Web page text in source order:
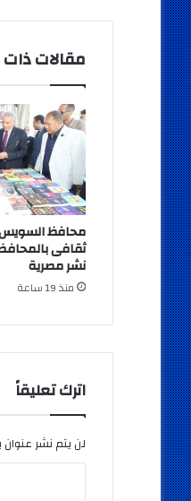
مليون
مقالات
محافظ
نشر مصرية
منذ 19 ساعة
اترك تعليقاً
لن يتم نشر عنوان